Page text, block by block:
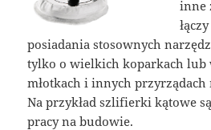
inne
posiadania stosownych
tylko o wielkich koparkach lub
młotkach i innych
Na przykład szlifierki kątowe
pracy na budowie.